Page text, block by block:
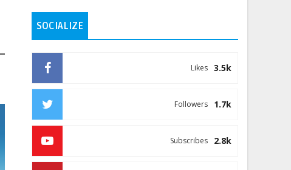
SOCIALIZE
3.5k
Likes
1.7k
Followers
2.8k
Subscribes